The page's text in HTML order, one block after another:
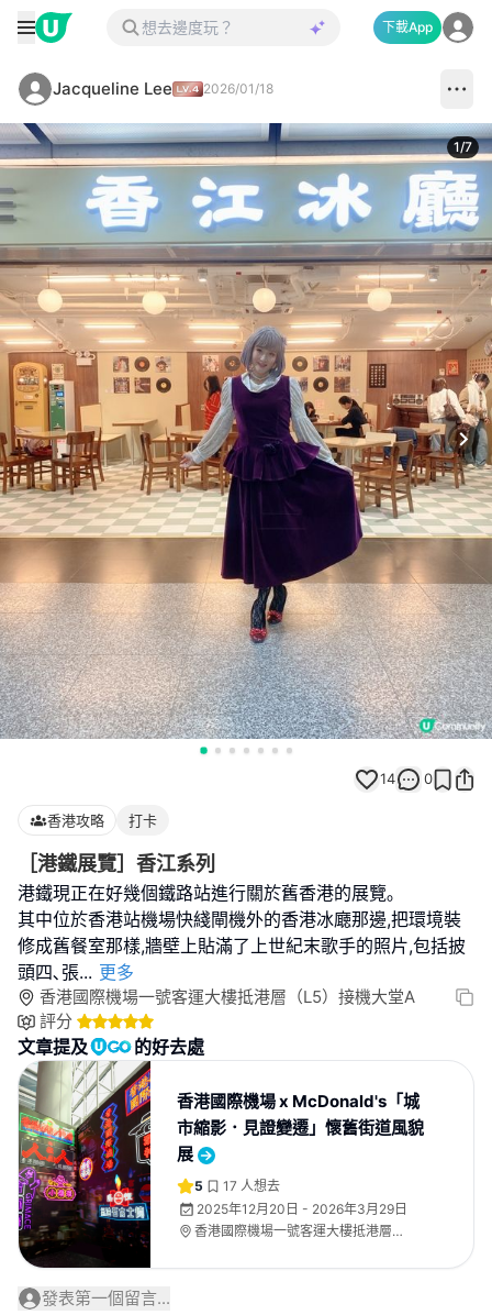
下載App
Jacqueline Lee 2026/01/18
1/7
14 0
香港攻略 打卡
［港鐵展覽］香江系列
港鐵現正在好幾個鐵路站進行關於舊香港的展覽｡
其中位於香港站機場快綫閘機外的香港冰廰那邊,把環境裝
修成舊餐室那樣,牆壁上貼滿了上世紀末歌手的照片,包括披
頭四､張... 更多
香港國際機場一號客運大樓抵港層（L5）接機大堂A
評分
文章提及 的好去處
香港國際機場 x McDonald's「城
市縮影．見證變遷」懷舊街道風貌
展
5 17 人想去
2025年12月20日 - 2026年3月29日
香港國際機場一號客運大樓抵港層
發表第一個留言...